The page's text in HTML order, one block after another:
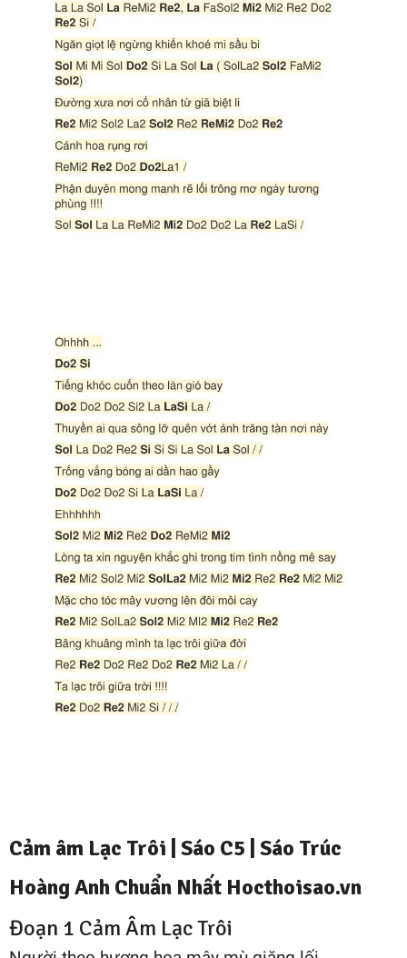
Cảm âm Lạc Trôi | Sáo C5 | Sáo Trúc
Hoàng Anh Chuẩn Nhất Hocthoisao.vn
Đoạn 1 Cảm Âm Lạc Trôi